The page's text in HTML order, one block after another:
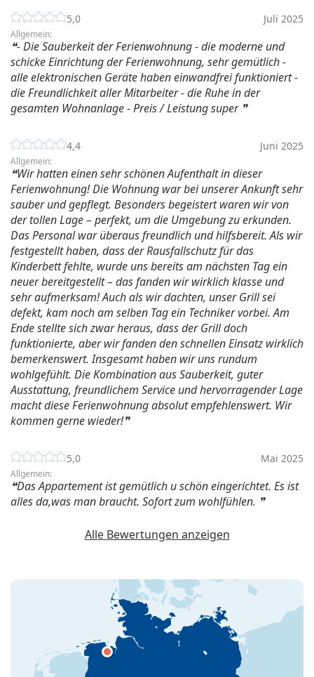
5,0 Juli 2025
Allgemein:
- Die Sauberkeit der Ferienwohnung - die moderne und
schicke Einrichtung der Ferienwohnung, sehr gemütlich -
alle elektronischen Geräte haben einwandfrei funktioniert -
die Freundlichkeit aller Mitarbeiter - die Ruhe in der
gesamten Wohnanlage - Preis / Leistung super
4,4 Juni 2025
Allgemein:
Wir hatten einen sehr schönen Aufenthalt in dieser
Ferienwohnung! Die Wohnung war bei unserer Ankunft sehr
sauber und gepflegt. Besonders begeistert waren wir von
der tollen Lage – perfekt, um die Umgebung zu erkunden.
Das Personal war überaus freundlich und hilfsbereit. Als wir
festgestellt haben, dass der Rausfallschutz für das
Kinderbett fehlte, wurde uns bereits am nächsten Tag ein
neuer bereitgestellt – das fanden wir wirklich klasse und
sehr aufmerksam! Auch als wir dachten, unser Grill sei
defekt, kam noch am selben Tag ein Techniker vorbei. Am
Ende stellte sich zwar heraus, dass der Grill doch
funktionierte, aber wir fanden den schnellen Einsatz wirklich
bemerkenswert. Insgesamt haben wir uns rundum
wohlgefühlt. Die Kombination aus Sauberkeit, guter
Ausstattung, freundlichem Service und hervorragender Lage
macht diese Ferienwohnung absolut empfehlenswert. Wir
kommen gerne wieder!
5,0 Mai 2025
Allgemein:
Das Appartement ist gemütlich u schön eingerichtet. Es ist
alles da,was man braucht. Sofort zum wohlfühlen.
Alle Bewertungen anzeigen